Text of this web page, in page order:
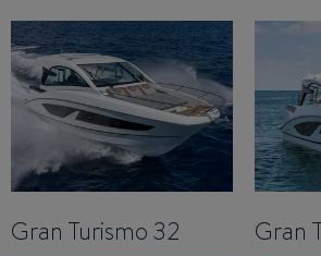
Gran Turismo 32 Gran